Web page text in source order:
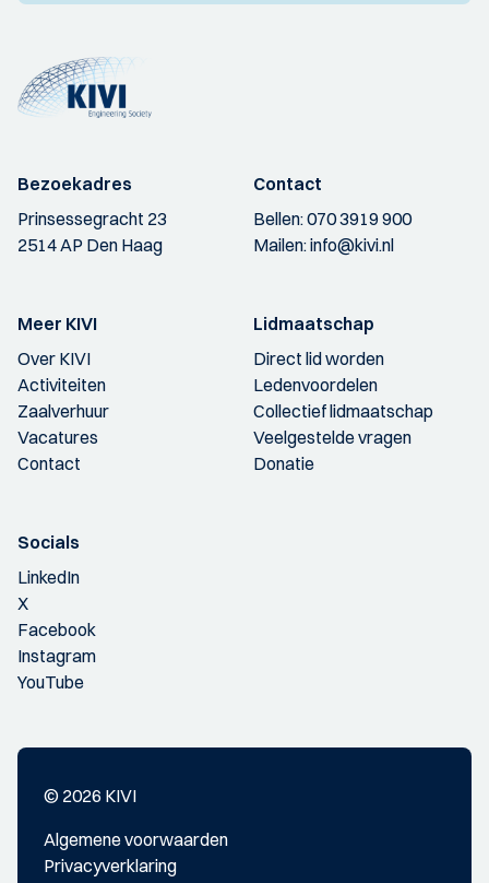
Bezoekadres
Prinsessegracht 23
2514 AP Den Haag
Contact
Bellen:070 3919 900
Mailen:info@kivi.nl
Meer KIVI
Over KIVI
Activiteiten
Zaalverhuur
Vacatures
Contact
Lidmaatschap
Direct lid worden
Ledenvoordelen
Collectief lidmaatschap
Veelgestelde vragen
Donatie
Socials
LinkedIn
X
Facebook
Instagram
YouTube
© 2026 KIVI
Algemene voorwaarden
Privacyverklaring